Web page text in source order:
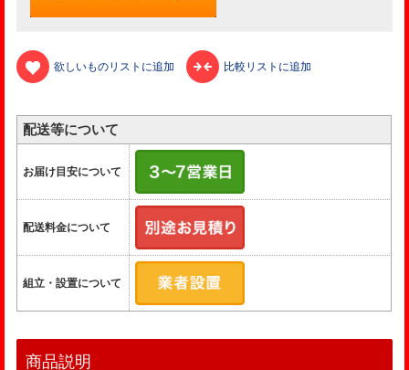
欲しいものリストに追加 比較リストに追加
配送等について
お届け目安について
配送料金について
組立・設置について
商品説明